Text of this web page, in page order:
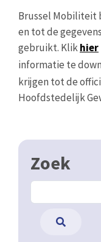
Brussel Mobiliteit
en tot de
gebruikt. Klikhier
informatie te
krijgen tot de
Hoofdstedelijk
Zoek